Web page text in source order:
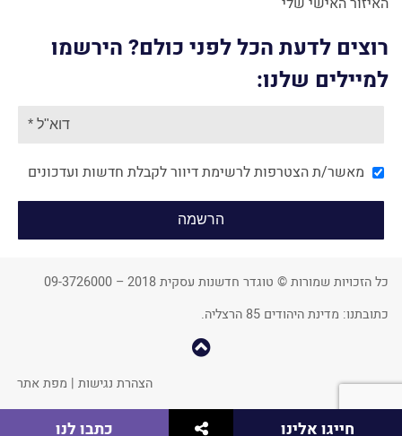
רוצים לדעת הכל לפני כולם? הירשמו
למיילים שלנו:
מאשר/ת הצטרפות לרשימת דיוור לקבלת חדשות ועדכונים
כל הזכויות שמורות © טוגדר חדשנות עסקית 2018 – 09-3726000
כתובתנו: מדינת היהודים 85 הרצליה.
קפוץ
הצהרת נגישות | מפת אתר
חייגו אלינו שתף כתבו לנו